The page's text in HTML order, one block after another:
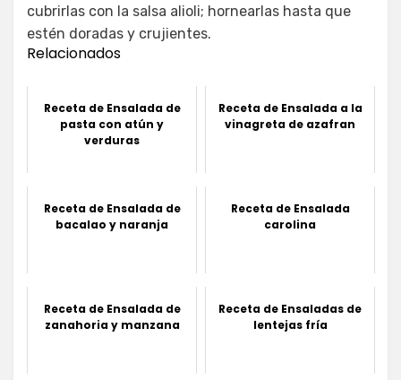
cubrirlas con la salsa alioli; hornearlas hasta que
estén doradas y crujientes.
Relacionados
Receta de Ensalada de
pasta con atún y
verduras
Receta de Ensalada a la
vinagreta de azafran
Receta de Ensalada de
bacalao y naranja
Receta de Ensalada
carolina
Receta de Ensalada de
zanahoria y manzana
Receta de Ensaladas de
lentejas fría